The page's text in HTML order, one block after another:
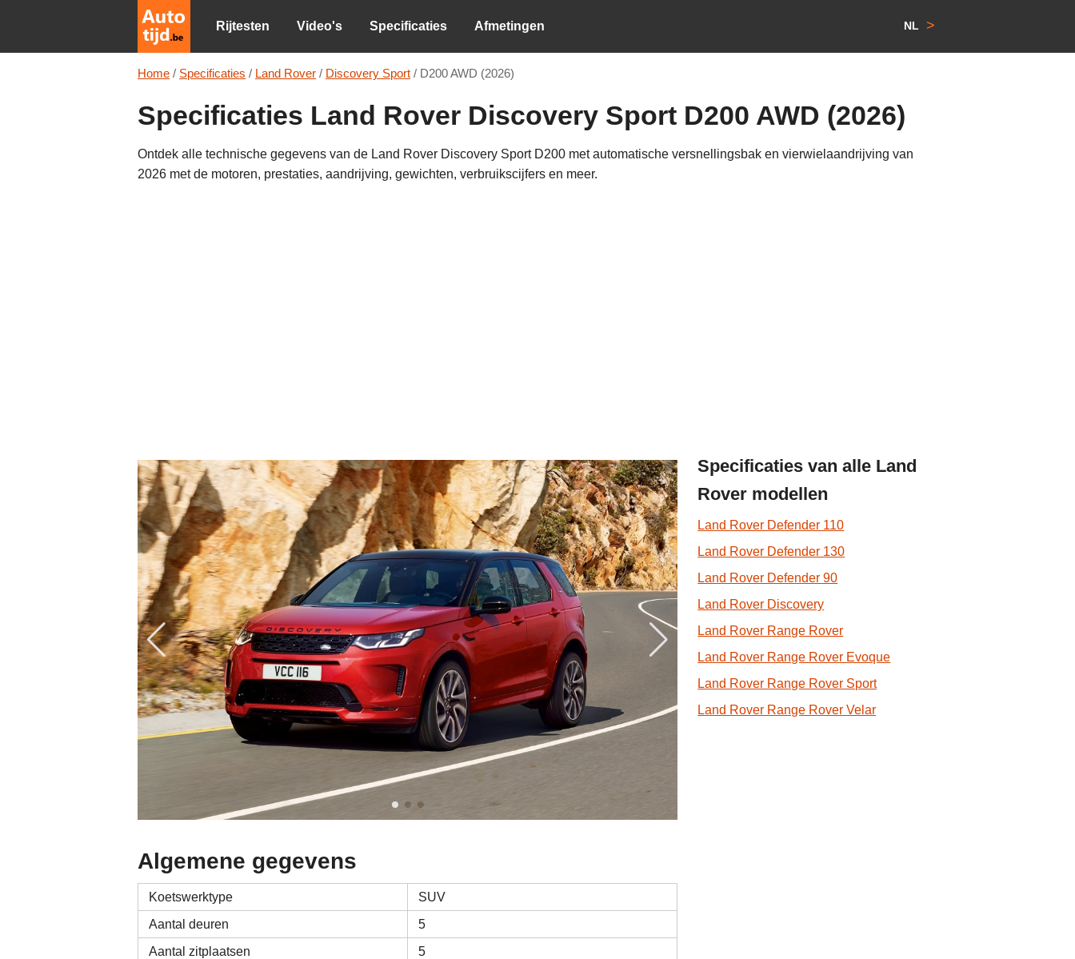
Rijtesten Video's Specificaties Afmetingen NL >
Home / Specificaties / Land Rover / Discovery Sport / D200 AWD (2026)
Specificaties Land Rover Discovery Sport D200 AWD (2026)
Ontdek alle technische gegevens van de Land Rover Discovery Sport D200 met automatische versnellingsbak en vierwielaandrijving van
2026 met de motoren, prestaties, aandrijving, gewichten, verbruikscijfers en meer.
Algemene gegevens
Koetswerktype
SUV
Aantal deuren
5
Aantal zitplaatsen
5
Specificaties van alle Land
Rover modellen
Land Rover Defender 110
Land Rover Defender 130
Land Rover Defender 90
Land Rover Discovery
Land Rover Range Rover
Land Rover Range Rover Evoque
Land Rover Range Rover Sport
Land Rover Range Rover Velar